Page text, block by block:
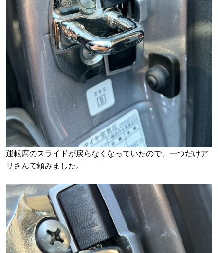
運転席のスライドが戻らなくなっていたので、一つだけア
リさんで頼みました。